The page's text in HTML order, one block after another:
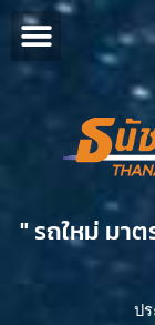
" รถใหม่ มาต
ป